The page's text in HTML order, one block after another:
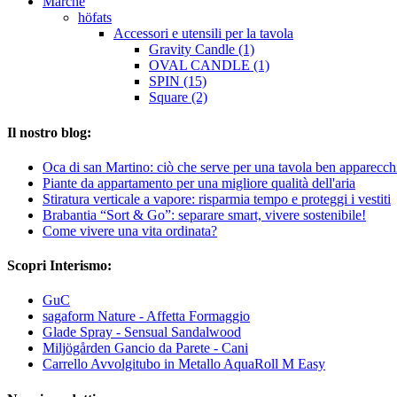
höfats
Accessori e utensili per la tavola
Gravity Candle (1)
OVAL CANDLE (1)
SPIN (15)
Square (2)
Il nostro blog:
Oca di san Martino: ciò che serve per una tavola ben
Piante da appartamento per una migliore qualità dell'aria
Stiratura verticale a vapore: risparmia tempo e proteggi i vestiti
Brabantia “Sort & Go”: separare smart, vivere sostenibile!
Come vivere una vita ordinata?
Scopri Interismo:
GuC
sagaform Nature - Affetta Formaggio
Glade Spray - Sensual Sandalwood
Miljögården Gancio da Parete - Cani
Carrello Avvolgitubo in Metallo AquaRoll M Easy